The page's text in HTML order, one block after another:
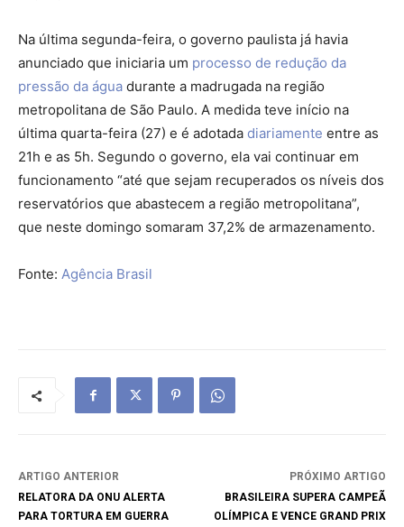
Na última segunda-feira, o governo paulista já havia
anunciado que iniciaria um processo de redução da
pressão da água durante a madrugada na região
metropolitana de São Paulo. A medida teve início na
última quarta-feira (27) e é adotada diariamente entre as
21h e as 5h. Segundo o governo, ela vai continuar em
funcionamento “até que sejam recuperados os níveis dos
reservatórios que abastecem a região metropolitana”,
que neste domingo somaram 37,2% de armazenamento.
Fonte: Agência Brasil
ARTIGO ANTERIOR
RELATORA DA ONU ALERTA
PARA TORTURA EM GUERRA
PRÓXIMO ARTIGO
BRASILEIRA SUPERA CAMPEÃ
OLÍMPICA E VENCE GRAND PRIX